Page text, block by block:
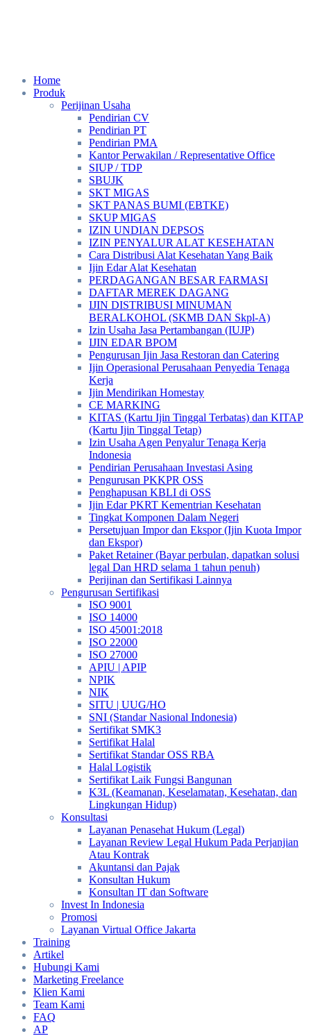
Home
Produk
Perijinan Usaha
Pendirian CV
Pendirian PT
Pendirian PMA
Kantor Perwakilan / Representative Office
SIUP / TDP
SBUJK
SKT MIGAS
SKT PANAS BUMI (EBTKE)
SKUP MIGAS
IZIN UNDIAN DEPSOS
IZIN PENYALUR ALAT KESEHATAN
Cara Distribusi Alat Kesehatan Yang Baik
Ijin Edar Alat Kesehatan
PERDAGANGAN BESAR FARMASI
DAFTAR MEREK DAGANG
IJIN DISTRIBUSI MINUMAN
BERALKOHOL (SKMB DAN Skpl-A)
Izin Usaha Jasa Pertambangan (IUJP)
IJIN EDAR BPOM
Pengurusan Ijin Jasa Restoran dan Catering
Ijin Operasional Perusahaan Penyedia Tenaga
Kerja
Ijin Mendirikan Homestay
CE MARKING
KITAS (Kartu Ijin Tinggal Terbatas) dan KITAP
(Kartu Ijin Tinggal Tetap)
Izin Usaha Agen Penyalur Tenaga Kerja
Indonesia
Pendirian Perusahaan Investasi Asing
Pengurusan PKKPR OSS
Penghapusan KBLI di OSS
Ijin Edar PKRT Kementrian Kesehatan
Tingkat Komponen Dalam Negeri
Persetujuan Impor dan Ekspor (Ijin Kuota Impor
dan Ekspor)
Paket Retainer (Bayar perbulan, dapatkan solusi
legal Dan HRD selama 1 tahun penuh)
Perijinan dan Sertifikasi Lainnya
Pengurusan Sertifikasi
ISO 9001
ISO 14000
ISO 45001:2018
ISO 22000
ISO 27000
APIU | APIP
NPIK
NIK
SITU | UUG/HO
SNI (Standar Nasional Indonesia)
Sertifikat SMK3
Sertifikat Halal
Sertifikat Standar OSS RBA
Halal Logistik
Sertifikat Laik Fungsi Bangunan
K3L (Keamanan, Keselamatan, Kesehatan, dan
Lingkungan Hidup)
Konsultasi
Layanan Penasehat Hukum (Legal)
Layanan Review Legal Hukum Pada Perjanjian
Atau Kontrak
Akuntansi dan Pajak
Konsultan Hukum
Konsultan IT dan Software
Invest In Indonesia
Promosi
Layanan Virtual Office Jakarta
Training
Artikel
Hubungi Kami
Marketing Freelance
Klien Kami
Team Kami
FAQ
AP